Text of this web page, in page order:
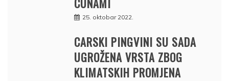
25. oktobar 2022.
CARSKI PINGVINI SU SADA
UGROŽENA VRSTA ZBOG
KLIMATSKIH PROMJENA